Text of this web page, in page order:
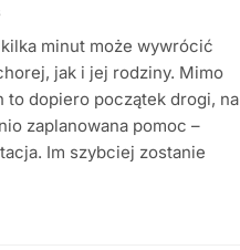
minut może wywrócić
jak i jej rodziny. Mimo
to dopiero początek drogi, na
zaplanowana pomoc –
Im szybciej zostanie